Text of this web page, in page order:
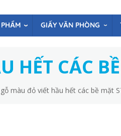
GIẤY VĂN PHÒNG
HẾT CÁC
màu đỏ viết hầu hết các bề mặt